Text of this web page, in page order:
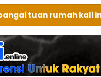
Silindung Tarutung